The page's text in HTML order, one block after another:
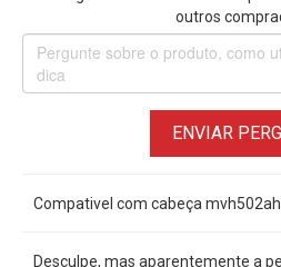
outros
ENVIAR
Compativel com cabeça
Desculpe, mas aparentemente a